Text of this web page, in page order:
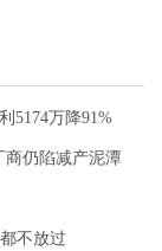
5174万降91%
商仍陷减产泥潭
不放过